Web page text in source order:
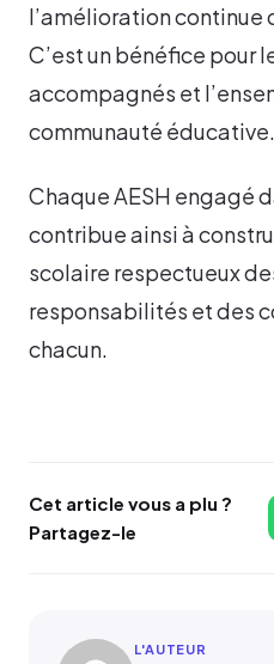
l’amélioration continue
C’est un bénéfice pour
accompagnés et
communauté éducative.
Chaque AESH engagé
contribue ainsi à
scolaire respectueux
responsabilités et des
chacun.
Cet article vous a plu ?
Partagez-le
L'AUTEUR